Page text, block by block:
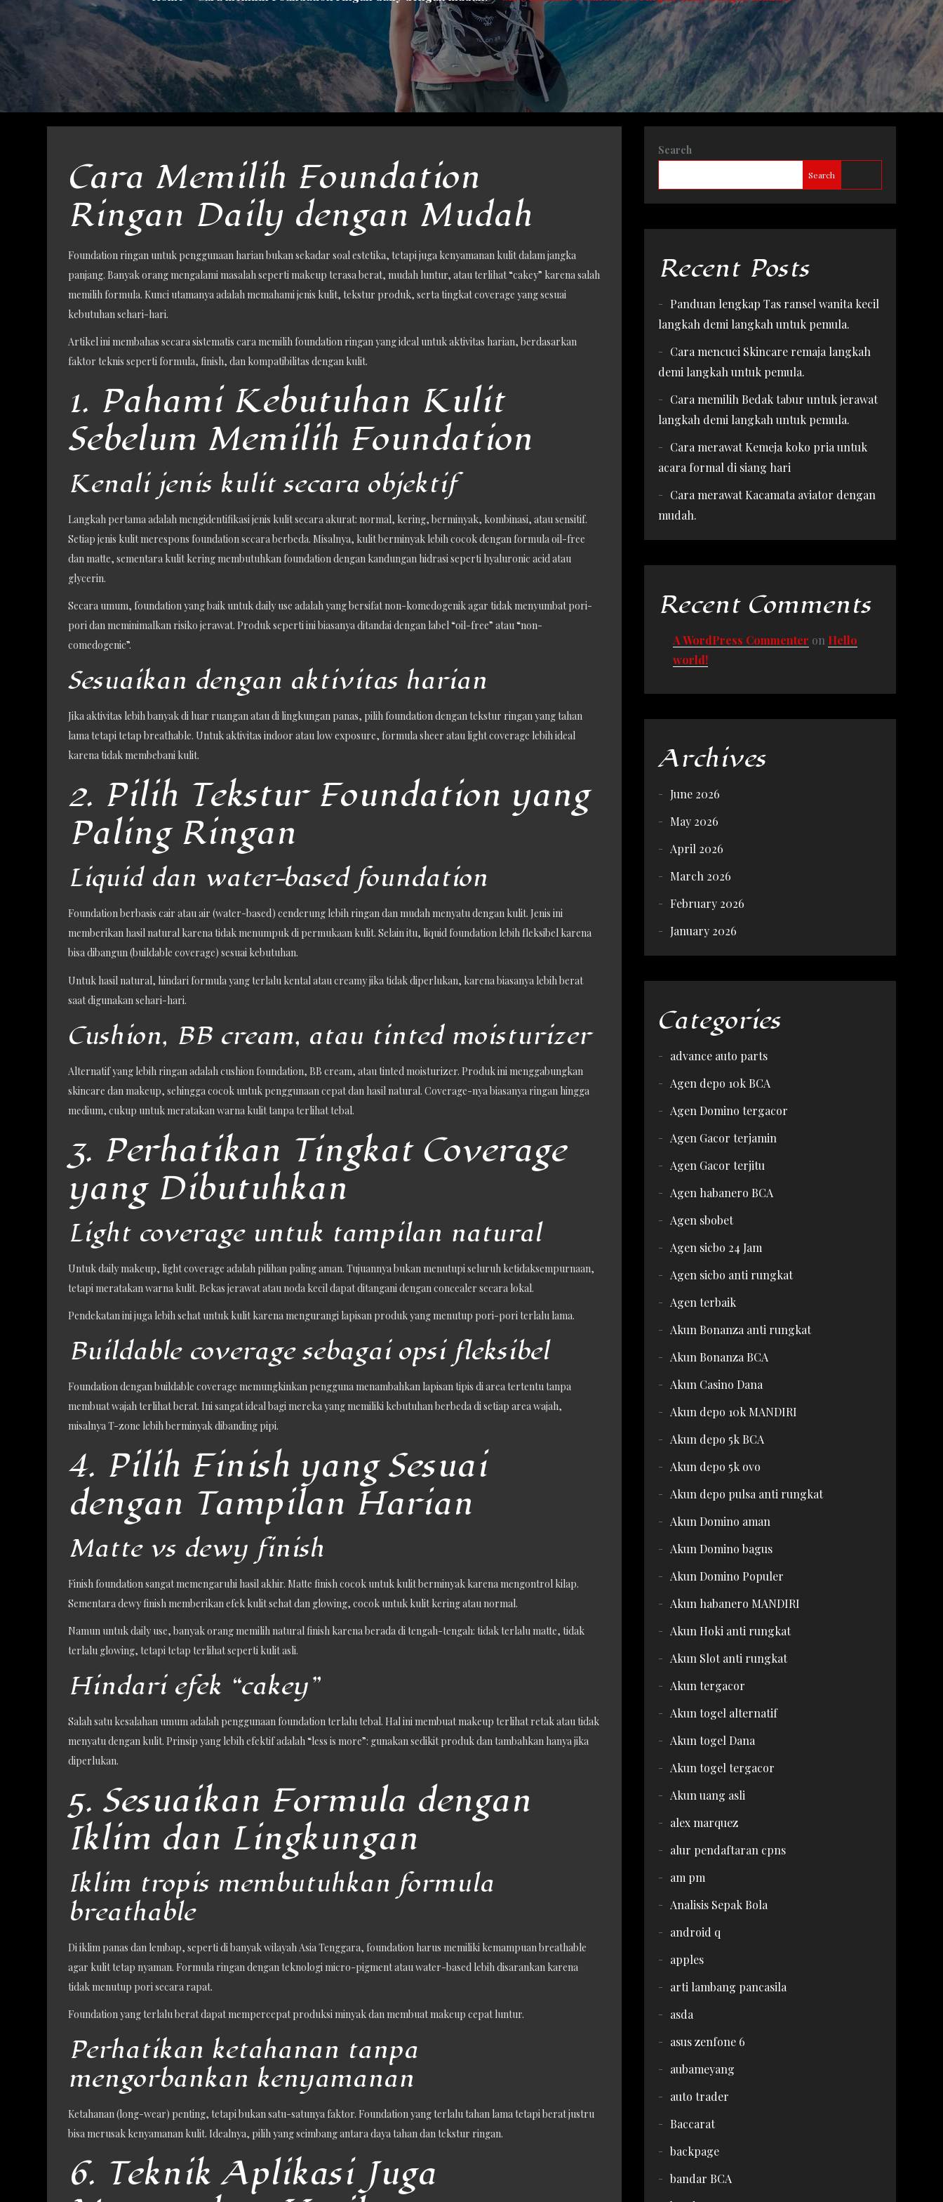
Cara Memilih Foundation
Ringan Daily dengan Mudah
Foundation ringan untuk penggunaan harian bukan sekadar soal estetika, tetapi juga kenyamanan kulit dalam jangka
panjang. Banyak orang mengalami masalah seperti makeup terasa berat, mudah luntur, atau terlihat “cakey” karena salah
memilih formula. Kunci utamanya adalah memahami jenis kulit, tekstur produk, serta tingkat coverage yang sesuai
kebutuhan sehari-hari.
Artikel ini membahas secara sistematis cara memilih foundation ringan yang ideal untuk aktivitas harian, berdasarkan
faktor teknis seperti formula, finish, dan kompatibilitas dengan kulit.
1. Pahami Kebutuhan Kulit
Sebelum Memilih Foundation
Kenali jenis kulit secara objektif
Langkah pertama adalah mengidentifikasi jenis kulit secara akurat: normal, kering, berminyak, kombinasi, atau sensitif.
Setiap jenis kulit merespons foundation secara berbeda. Misalnya, kulit berminyak lebih cocok dengan formula oil-free
dan matte, sementara kulit kering membutuhkan foundation dengan kandungan hidrasi seperti hyaluronic acid atau
glycerin.
Secara umum, foundation yang baik untuk daily use adalah yang bersifat non-komedogenik agar tidak menyumbat pori-
pori dan meminimalkan risiko jerawat. Produk seperti ini biasanya ditandai dengan label “oil-free” atau “non-
comedogenic”.
Sesuaikan dengan aktivitas harian
Jika aktivitas lebih banyak di luar ruangan atau di lingkungan panas, pilih foundation dengan tekstur ringan yang tahan
lama tetapi tetap breathable. Untuk aktivitas indoor atau low exposure, formula sheer atau light coverage lebih ideal
karena tidak membebani kulit.
2. Pilih Tekstur Foundation yang
Paling Ringan
Liquid dan water-based foundation
Foundation berbasis cair atau air (water-based) cenderung lebih ringan dan mudah menyatu dengan kulit. Jenis ini
memberikan hasil natural karena tidak menumpuk di permukaan kulit. Selain itu, liquid foundation lebih fleksibel karena
bisa dibangun (buildable coverage) sesuai kebutuhan.
Untuk hasil natural, hindari formula yang terlalu kental atau creamy jika tidak diperlukan, karena biasanya lebih berat
saat digunakan sehari-hari.
Cushion, BB cream, atau tinted moisturizer
Alternatif yang lebih ringan adalah cushion foundation, BB cream, atau tinted moisturizer. Produk ini menggabungkan
skincare dan makeup, sehingga cocok untuk penggunaan cepat dan hasil natural. Coverage-nya biasanya ringan hingga
medium, cukup untuk meratakan warna kulit tanpa terlihat tebal.
3. Perhatikan Tingkat Coverage
yang Dibutuhkan
Light coverage untuk tampilan natural
Untuk daily makeup, light coverage adalah pilihan paling aman. Tujuannya bukan menutupi seluruh ketidaksempurnaan,
tetapi meratakan warna kulit. Bekas jerawat atau noda kecil dapat ditangani dengan concealer secara lokal.
Pendekatan ini juga lebih sehat untuk kulit karena mengurangi lapisan produk yang menutup pori-pori terlalu lama.
Buildable coverage sebagai opsi fleksibel
Foundation dengan buildable coverage memungkinkan pengguna menambahkan lapisan tipis di area tertentu tanpa
membuat wajah terlihat berat. Ini sangat ideal bagi mereka yang memiliki kebutuhan berbeda di setiap area wajah,
misalnya T-zone lebih berminyak dibanding pipi.
4. Pilih Finish yang Sesuai
dengan Tampilan Harian
Matte vs dewy finish
Finish foundation sangat memengaruhi hasil akhir. Matte finish cocok untuk kulit berminyak karena mengontrol kilap.
Sementara dewy finish memberikan efek kulit sehat dan glowing, cocok untuk kulit kering atau normal.
Namun untuk daily use, banyak orang memilih natural finish karena berada di tengah-tengah: tidak terlalu matte, tidak
terlalu glowing, tetapi tetap terlihat seperti kulit asli.
Hindari efek “cakey”
Salah satu kesalahan umum adalah penggunaan foundation terlalu tebal. Hal ini membuat makeup terlihat retak atau tidak
menyatu dengan kulit. Prinsip yang lebih efektif adalah “less is more”: gunakan sedikit produk dan tambahkan hanya jika
diperlukan.
5. Sesuaikan Formula dengan
Iklim dan Lingkungan
Iklim tropis membutuhkan formula
breathable
Di iklim panas dan lembap, seperti di banyak wilayah Asia Tenggara, foundation harus memiliki kemampuan breathable
agar kulit tetap nyaman. Formula ringan dengan teknologi micro-pigment atau water-based lebih disarankan karena
tidak menutup pori secara rapat.
Foundation yang terlalu berat dapat mempercepat produksi minyak dan membuat makeup cepat luntur.
Perhatikan ketahanan tanpa
mengorbankan kenyamanan
Ketahanan (long-wear) penting, tetapi bukan satu-satunya faktor. Foundation yang terlalu tahan lama tetapi berat justru
bisa merusak kenyamanan kulit. Idealnya, pilih yang seimbang antara daya tahan dan tekstur ringan.
6. Teknik Aplikasi Juga
Search
Search
Recent Posts
Panduan lengkap Tas ransel wanita kecil
langkah demi langkah untuk pemula.
Cara mencuci Skincare remaja langkah
demi langkah untuk pemula.
Cara memilih Bedak tabur untuk jerawat
langkah demi langkah untuk pemula.
Cara merawat Kemeja koko pria untuk
acara formal di siang hari
Cara merawat Kacamata aviator dengan
mudah.
Recent Comments
A WordPress Commenter on Hello
world!
Archives
June 2026
May 2026
April 2026
March 2026
February 2026
January 2026
Categories
advance auto parts
Agen depo 10k BCA
Agen Domino tergacor
Agen Gacor terjamin
Agen Gacor terjitu
Agen habanero BCA
Agen sbobet
Agen sicbo 24 Jam
Agen sicbo anti rungkat
Agen terbaik
Akun Bonanza anti rungkat
Akun Bonanza BCA
Akun Casino Dana
Akun depo 10k MANDIRI
Akun depo 5k BCA
Akun depo 5k ovo
Akun depo pulsa anti rungkat
Akun Domino aman
Akun Domino bagus
Akun Domino Populer
Akun habanero MANDIRI
Akun Hoki anti rungkat
Akun Slot anti rungkat
Akun tergacor
Akun togel alternatif
Akun togel Dana
Akun togel tergacor
Akun uang asli
alex marquez
alur pendaftaran cpns
am pm
Analisis Sepak Bola
android q
apples
arti lambang pancasila
asda
asus zenfone 6
aubameyang
auto trader
Baccarat
backpage
bandar BCA